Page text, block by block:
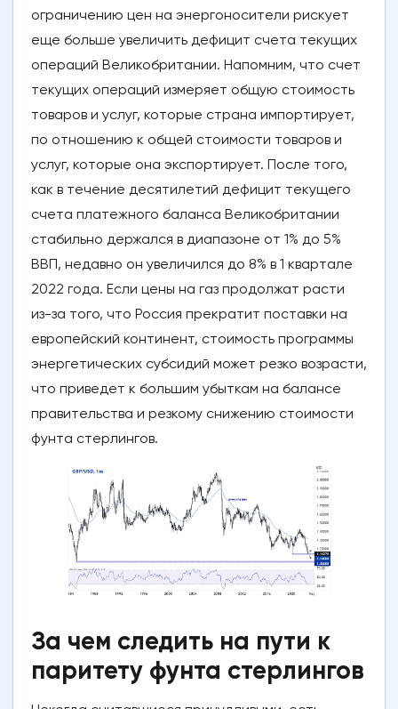
ограничению цен на энергоносители рискует
еще больше увеличить дефицит счета текущих
операций Великобритании. Напомним, что счет
текущих операций измеряет общую стоимость
товаров и услуг, которые страна импортирует,
по отношению к общей стоимости товаров и
услуг, которые она экспортирует. После того,
как в течение десятилетий дефицит текущего
счета платежного баланса Великобритании
стабильно держался в диапазоне от 1% до 5%
ВВП, недавно он увеличился до 8% в 1 квартале
2022 года. Если цены на газ продолжат расти
из-за того, что Россия прекратит поставки на
европейский континент, стоимость программы
энергетических субсидий может резко возрасти,
что приведет к большим убыткам на балансе
правительства и резкому снижению стоимости
фунта стерлингов.
За чем следить на пути к
паритету фунта стерлингов